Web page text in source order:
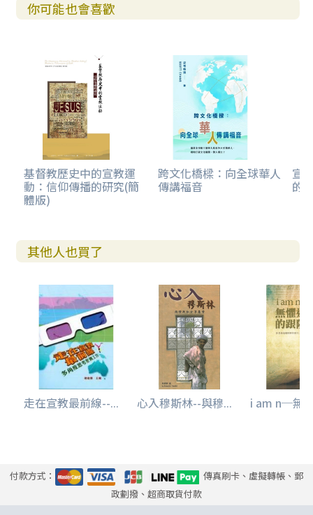
你可能也會喜歡
基督教歷史中的宣教運
動：信仰傳播的研究(簡
體版)
跨文化橋樑：向全球華人
傳講福音
宣
的
其他人也買了
走在宣教最前線--... 心入穆斯林--與穆... i am n─無
付款方式：
傳真刷卡、虛擬轉帳、郵
政劃撥、超商取貨付款